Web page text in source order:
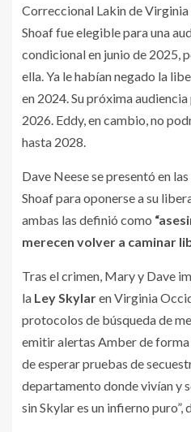
Correccional Lakin de
Shoaf fue elegible para una
condicional en junio de 2025,
ella. Ya le habían negado la
en 2024. Su próxima
2026. Eddy, en cambio, no
hasta 2028.
Dave Neese se presentó en
Shoaf para oponerse a su
ambas las definió como
merecen volver a caminar
Tras el crimen, Mary y Dave
la Ley Skylaren Virginia
protocolos de búsqueda de
emitir alertas Amber de
de esperar pruebas de
departamento donde vivían y
sin Skylar es un infierno puro”,